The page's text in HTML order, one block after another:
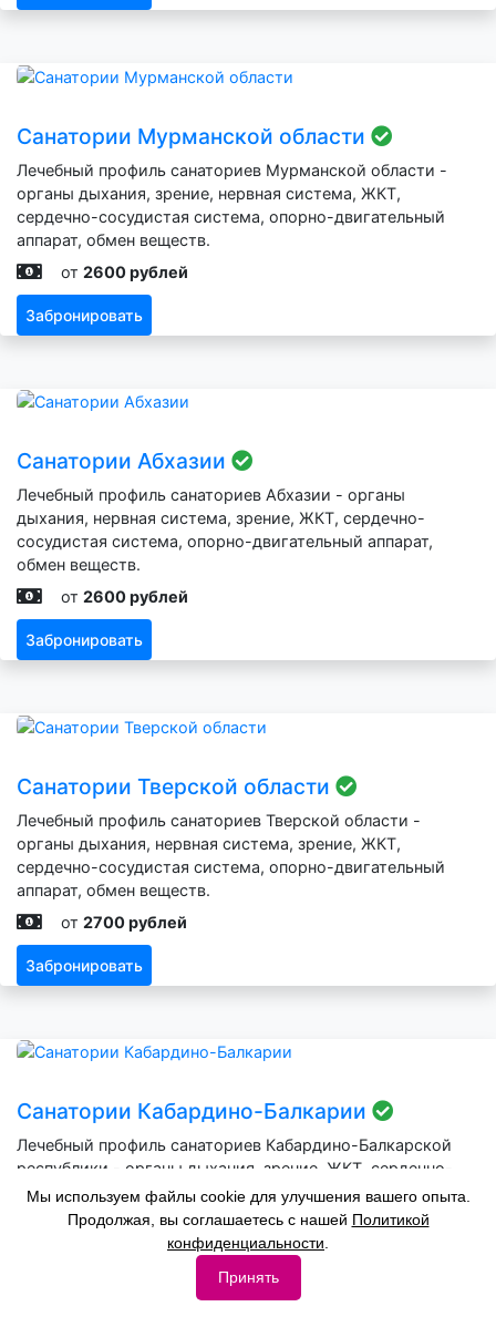
Санатории Мурманской области
Лечебный профиль санаториев Мурманской области -
органы дыхания, зрение, нервная система, ЖКТ,
сердечно-сосудистая система, опорно-двигательный
аппарат, обмен веществ.
от 2600 рублей
Забронировать
Санатории Абхазии
Лечебный профиль санаториев Абхазии - органы
дыхания, нервная система, зрение, ЖКТ, сердечно-
сосудистая система, опорно-двигательный аппарат,
обмен веществ.
от 2600 рублей
Забронировать
Санатории Тверской области
Лечебный профиль санаториев Тверской области -
органы дыхания, нервная система, зрение, ЖКТ,
сердечно-сосудистая система, опорно-двигательный
аппарат, обмен веществ.
от 2700 рублей
Забронировать
Санатории Кабардино-Балкарии
Лечебный профиль санаториев Кабардино-Балкарской
республики - органы дыхания, зрение, ЖКТ, сердечно-
сосудистая система, опорно-двигательный аппарат,
обмен веществ.
2600 рублей
Мы используем файлы cookie для улучшения вашего опыта.
Продолжая, вы соглашаетесь с нашей Политикой
конфиденциальности
Принять